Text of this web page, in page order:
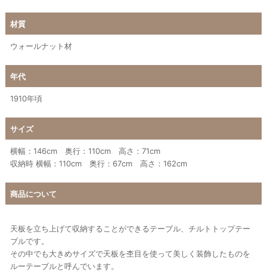
材質
ウォールナット材
年代
1910年頃
サイズ
横幅：146cm 奥行：110cm 高さ：71cm
収納時 横幅：110cm 奥行：67cm 高さ：162cm
商品について
天板を立ち上げて収納することができるテーブル、チルトトップテー
ブルです。
その中でも大きめサイズで天板を杢目を使って美しく装飾したものを
ルーテーブルと呼んでいます。